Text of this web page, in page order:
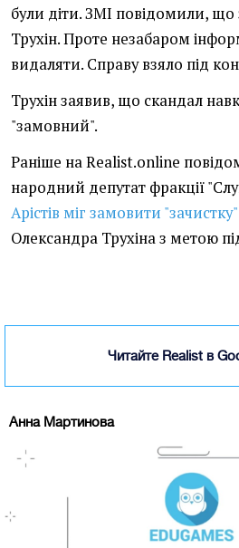
були діти. ЗМІ повідомили,
Трухін. Проте незабаром
видаляти. Справу взяло під
Трухін заявив, що скандал
"замовний".
Раніше на Realist.online
народний депутат фракції
Арістів міг замовити
Олександра Трухіна з метою
Читайте Realist в
Анна Мартинова